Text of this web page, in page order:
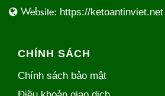
Website: https://ketoantinviet.net
CHÍNH SÁCH
Chính sách bảo mật